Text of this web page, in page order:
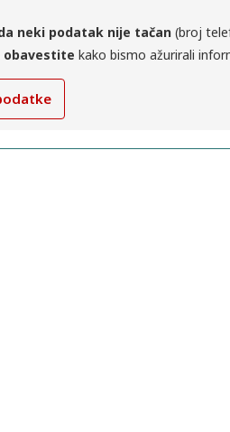
neki podatak nije tačan (broj
obavestite kako bismo ažurirali